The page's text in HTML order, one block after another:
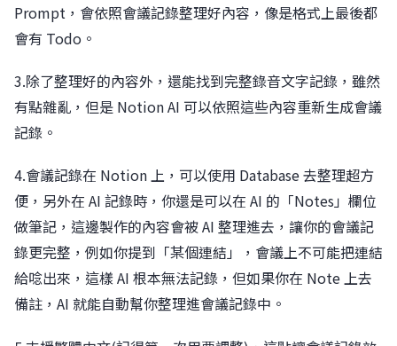
Prompt，會依照會議記錄整理好內容，像是格式上最後都
會有 Todo。
3.除了整理好的內容外，還能找到完整錄音文字記錄，雖然
有點雜亂，但是 Notion AI 可以依照這些內容重新生成會議
記錄。
4.會議記錄在 Notion 上，可以使用 Database 去整理超方
便，另外在 AI 記錄時，你還是可以在 AI 的「Notes」欄位
做筆記，這邊製作的內容會被 AI 整理進去，讓你的會議記
錄更完整，例如你提到「某個連結」，會議上不可能把連結
給唸出來，這樣 AI 根本無法記錄，但如果你在 Note 上去
備註，AI 就能自動幫你整理進會議記錄中。